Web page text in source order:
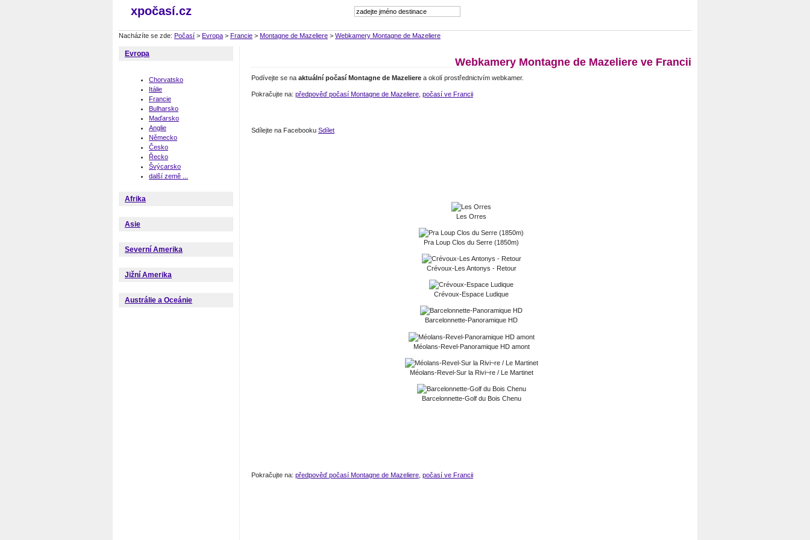
xpočasí.cz
Nacházíte se zde: Počasí > Evropa > Francie > Montagne de Mazeliere > Webkamery Montagne de Mazeliere
Evropa
Chorvatsko
Itálie
Francie
Bulharsko
Maďarsko
Anglie
Německo
Česko
Řecko
Švýcarsko
další země ...
Afrika
Asie
Severní Amerika
Jižní Amerika
Austrálie a Oceánie
Webkamery Montagne de Mazeliere ve Francii
Podívejte se na aktuální počasí Montagne de Mazeliere a okolí prostřednictvím webkamer.
Pokračujte na: předpověď počasí Montagne de Mazeliere počasí ve Francii
Sdílejte na Facebooku Sdílet
Les Orres
Pra Loup Clos du Serre (1850m)
Crévoux-Les Antonys - Retour
Crévoux-Espace Ludique
Barcelonnette-Panoramique HD
Méolans-Revel-Panoramique HD amont
Méolans-Revel-Sur la Rivi~re / Le Martinet
Barcelonnette-Golf du Bois Chenu
Pokračujte na: předpověď počasí Montagne de Mazeliere počasí ve Francii